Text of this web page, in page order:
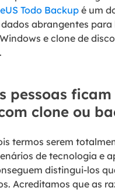
Todo Backupé um
abrangentes para
e clone de disco
pessoas ficam
clone ou
termos serem
de tecnologia e
distingui-los
Acreditamos que as